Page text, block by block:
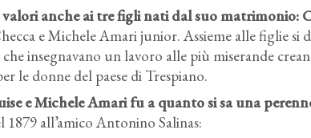
anche ai tre figli nati dal suo matrimonio:
e Michele Amari junior. Assieme alle figlie si
insegnavano un lavoro alle più miserande
le donne del paese di Trespiano.
e Michele Amari fu a quanto si sa una
1879 all’amico Antonino Salinas: